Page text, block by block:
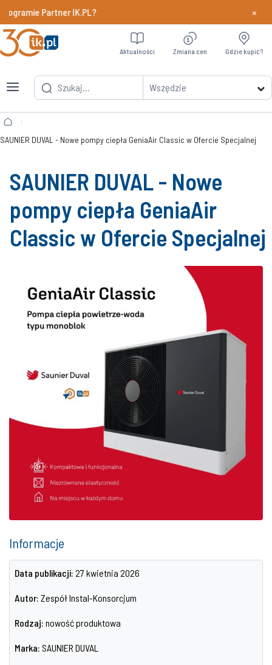
Partner IK.PL? Dowiedz
×
Wszędzie
Aktualności Zmiana cen Gdzie kupić?
SAUNIER DUVAL - Nowe pompy ciepła GeniaAir Classic w Ofercie Specjalnej
SAUNIER DUVAL - Nowe
pompy ciepła GeniaAir
Classic w Ofercie Specjalnej
Informacje
Data publikacji: 27 kwietnia 2026
Autor: Zespół Instal-Konsorcjum
Rodzaj: nowość produktowa
Marka: SAUNIER DUVAL